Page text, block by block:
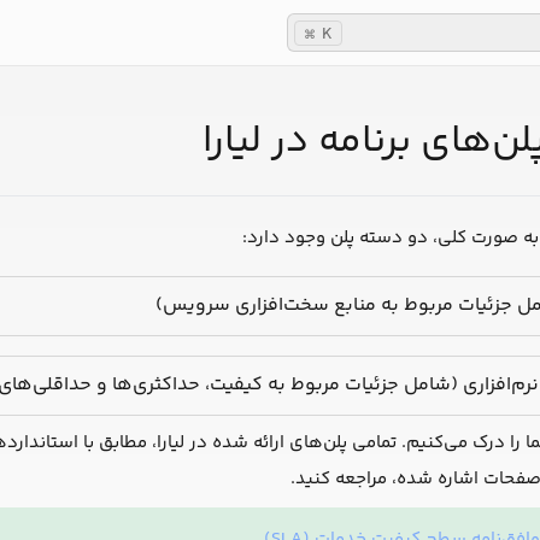
برنامه در لیارا
به صورت کلی، دو دسته پلن وجود دارد:
جزئیات مربوط به منابع سخت‌افزاری سرویس)
نرم‌افزاری (شامل جزئیات مربوط به کیفیت، حداکثری‌ها و
درک می‌کنیم. تمامی پلن‌های ارائه شده در لیارا، مطابق با
اشاره شده، مراجعه کنید.
K
⌘